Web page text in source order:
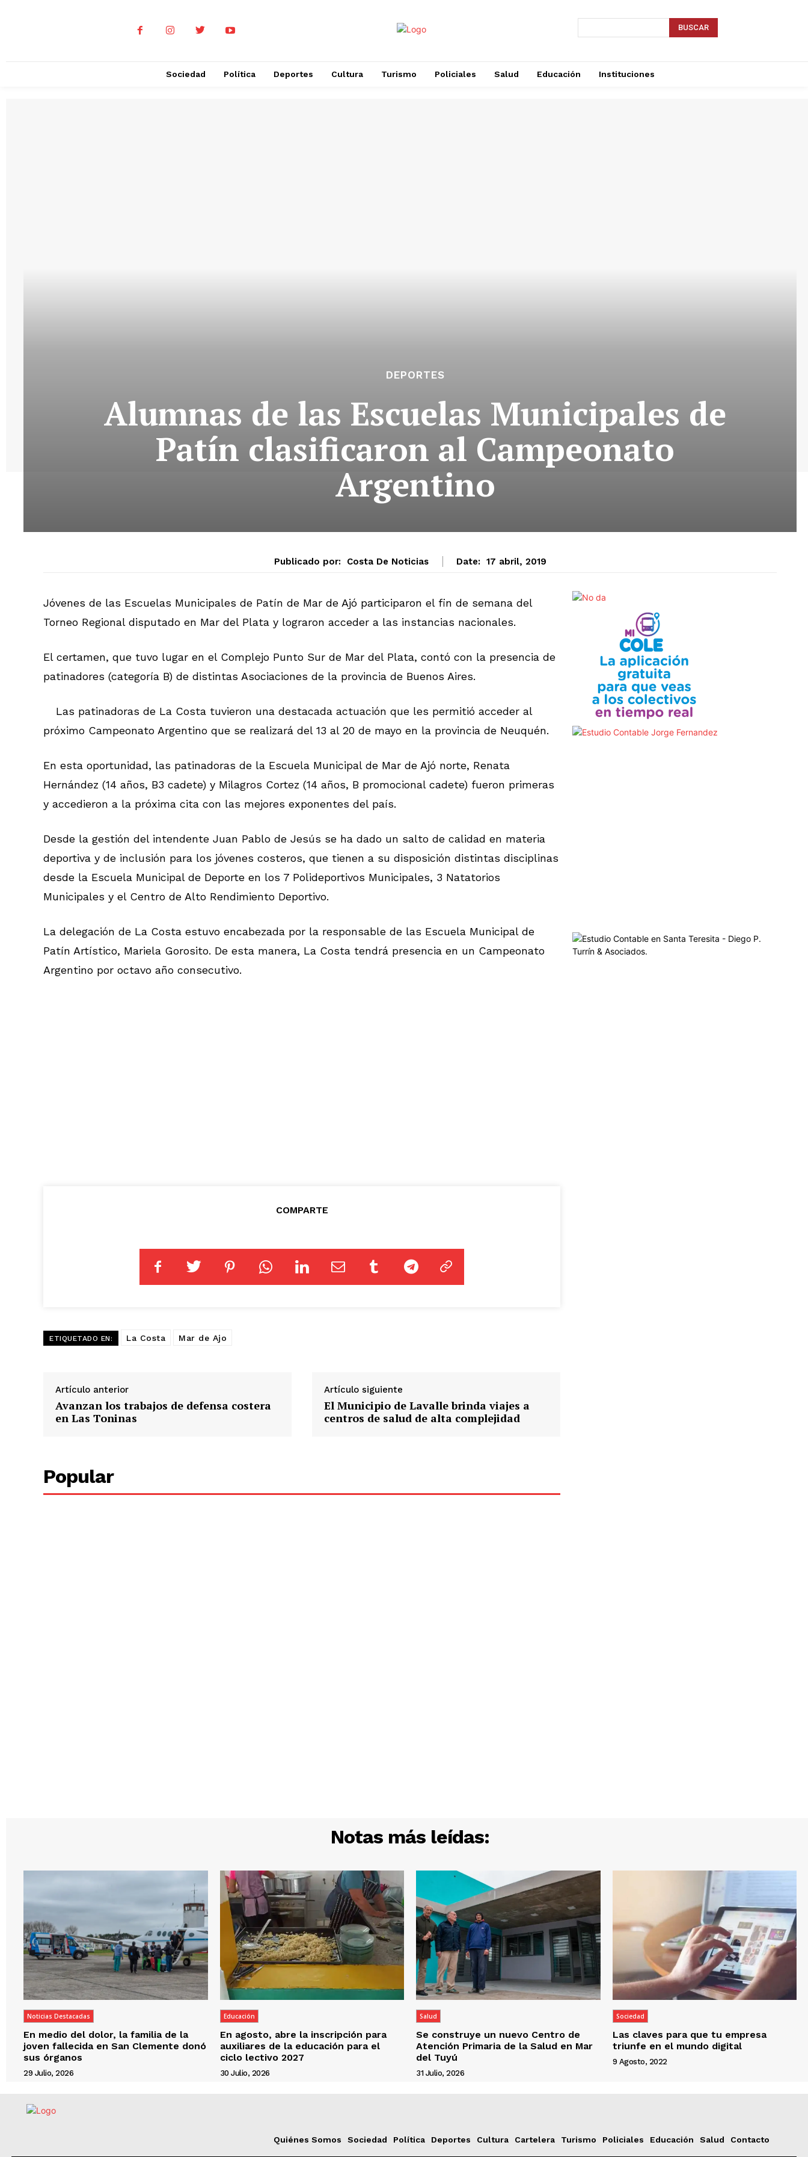
BUSCAR
Sociedad Política Deportes Cultura Turismo Policiales Salud Educación Instituciones
DEPORTES
Alumnas de las Escuelas Municipales de
Patín clasificaron al Campeonato
Argentino
Publicado por: Costa De Noticias Date: 17 abril, 2019
Jóvenes de las Escuelas Municipales de Patín de Mar de Ajó participaron el fin de semana del
Torneo Regional disputado en Mar del Plata y lograron acceder a las instancias nacionales.
El certamen, que tuvo lugar en el Complejo Punto Sur de Mar del Plata, contó con la presencia de
patinadores (categoría B) de distintas Asociaciones de la provincia de Buenos Aires.
Las patinadoras de La Costa tuvieron una destacada actuación que les permitió acceder al
próximo Campeonato Argentino que se realizará del 13 al 20 de mayo en la provincia de Neuquén.
En esta oportunidad, las patinadoras de la Escuela Municipal de Mar de Ajó norte, Renata
Hernández (14 años, B3 cadete) y Milagros Cortez (14 años, B promocional cadete) fueron primeras
y accedieron a la próxima cita con las mejores exponentes del país.
Desde la gestión del intendente Juan Pablo de Jesús se ha dado un salto de calidad en materia
deportiva y de inclusión para los jóvenes costeros, que tienen a su disposición distintas disciplinas
desde la Escuela Municipal de Deporte en los 7 Polideportivos Municipales, 3 Natatorios
Municipales y el Centro de Alto Rendimiento Deportivo.
La delegación de La Costa estuvo encabezada por la responsable de las Escuela Municipal de
Patín Artístico, Mariela Gorosito. De esta manera, La Costa tendrá presencia en un Campeonato
Argentino por octavo año consecutivo.
COMPARTE
ETIQUETADO EN: La Costa Mar de Ajo
Artículo anterior
Avanzan los trabajos de defensa costera
en Las Toninas
Artículo siguiente
El Municipio de Lavalle brinda viajes a
centros de salud de alta complejidad
Popular
Notas más leídas:
Noticias Destacadas
En medio del dolor, la familia de la
joven fallecida en San Clemente donó
sus órganos
29 Julio, 2026
Educación
En agosto, abre la inscripción para
auxiliares de la educación para el
ciclo lectivo 2027
30 Julio, 2026
Salud
Se construye un nuevo Centro de
Atención Primaria de la Salud en Mar
del Tuyú
31 Julio, 2026
Sociedad
Las claves para que tu empresa
triunfe en el mundo digital
9 Agosto, 2022
Quiénes Somos Sociedad Política Deportes Cultura Cartelera Turismo Policiales Educación Salud Contacto